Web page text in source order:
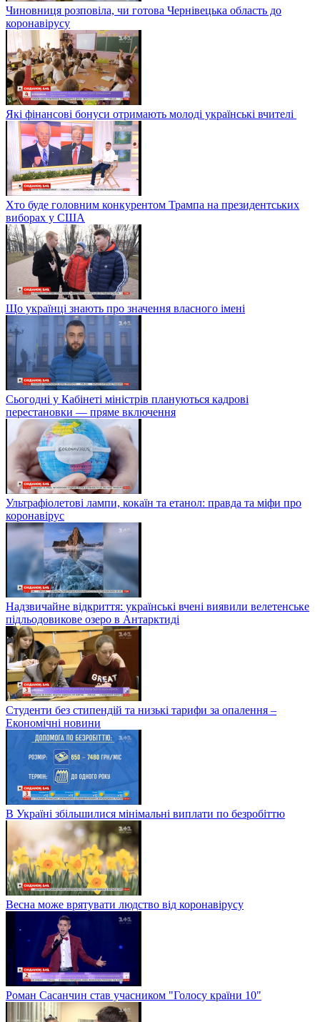
Чиновниця розповіла, чи готова Чернівецька область до
коронавірусу
Які фінансові бонуси отримають молоді українські вчителі
Хто буде головним конкурентом Трампа на президентських
виборах у США
Що українці знають про значення власного імені
Сьогодні у Кабінеті міністрів плануються кадрові
перестановки — пряме включення
Ультрафіолетові лампи, кокаїн та етанол: правда та міфи про
коронавірус
Надзвичайне відкриття: українські вчені виявили велетенське
підльодовикове озеро в Антарктиді
Студенти без стипендій та низькі тарифи за опалення –
Економічні новини
В Україні збільшилися мінімальні виплати по безробіттю
Весна може врятувати людство від коронавірусу
Роман Сасанчин став учасником "Голосу країни 10"